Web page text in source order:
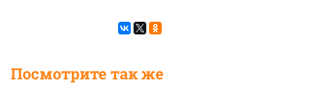
Посмотрите так же